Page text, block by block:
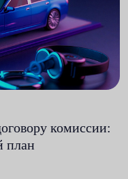
комиссии:
план